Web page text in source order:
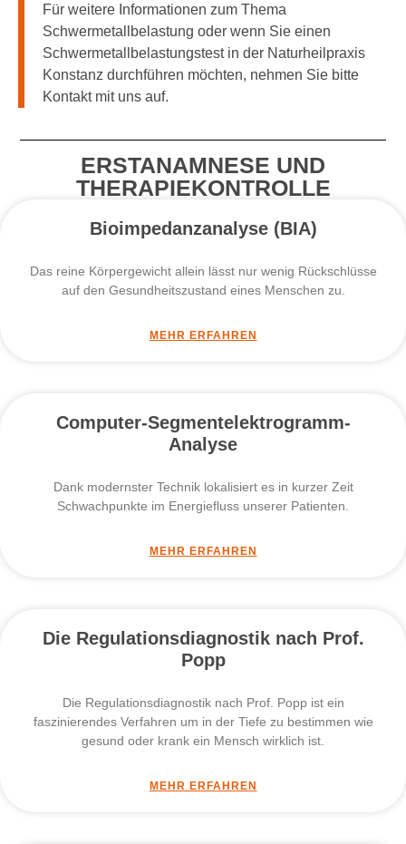
Für weitere Informationen zum Thema
Schwermetallbelastung oder wenn Sie einen
Schwermetallbelastungstest in der Naturheilpraxis
Konstanz durchführen möchten, nehmen Sie bitte
Kontakt mit uns auf.
ERSTANAMNESE UND
THERAPIEKONTROLLE
Bioimpedanzanalyse (BIA)
Das reine Körpergewicht allein lässt nur wenig Rückschlüsse
auf den Gesundheitszustand eines Menschen zu.
MEHR ERFAHREN
Computer-Segmentelektrogramm-
Analyse
Dank modernster Technik lokalisiert es in kurzer Zeit
Schwachpunkte im Energiefluss unserer Patienten.
MEHR ERFAHREN
Die Regulationsdiagnostik nach Prof.
Popp
Die Regulationsdiagnostik nach Prof. Popp ist ein
faszinierendes Verfahren um in der Tiefe zu bestimmen wie
gesund oder krank ein Mensch wirklich ist.
MEHR ERFAHREN